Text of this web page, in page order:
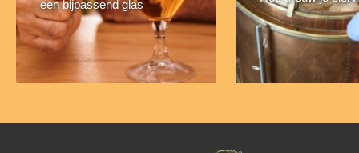
een bijpassend glas